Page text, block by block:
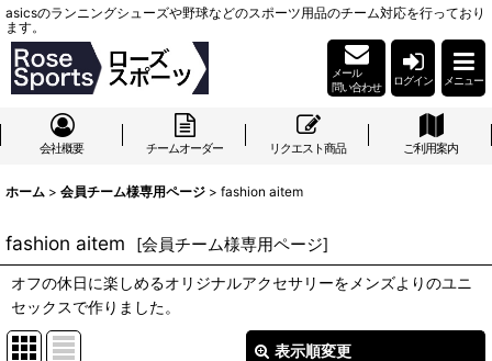
asicsのランニングシューズや野球などのスポーツ用品のチーム対応を行っており
ます。
メール
問い合わせ
ログイン メニュー
会社概要 チームオーダー リクエスト商品 ご利用案内
ホーム > 会員チーム様専用ページ > fashion aitem
fashion aitem [会員チーム様専用ページ]
オフの休日に楽しめるオリジナルアクセサリーをメンズよりのユニ
セックスで作りました。
表示順変更